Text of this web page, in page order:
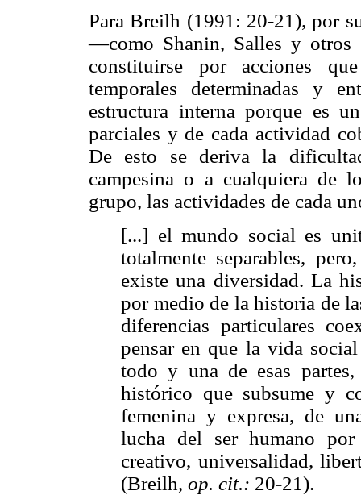
Para Breilh (1991: 20-21), por
—como Shanin, Salles y otros
constituirse por acciones
temporales determinadas y
estructura interna porque es
parciales y de cada actividad
De esto se deriva la
campesina o a cualquiera de
grupo, las actividades de cada
[...] el mundo social es
totalmente separables,
existe una diversidad. La
por medio de la historia de
diferencias particulares
pensar en que la vida
todo y una de esas
histórico que subsume y
femenina y expresa, de
lucha del ser humano
creativo, universalidad,
(Breilh, op. cit.: 20-21).